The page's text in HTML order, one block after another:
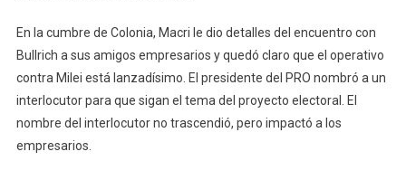
En la cumbre de Colonia, Macri le dio detalles del encuentro con
Bullrich a sus amigos empresarios y quedó claro que el operativo
contra Milei está lanzadísimo. El presidente del PRO nombró a un
interlocutor para que sigan el tema del proyecto electoral. El
nombre del interlocutor no trascendió, pero impactó a los
empresarios.